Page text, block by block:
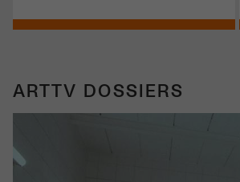
ARTTV DOSSIERS